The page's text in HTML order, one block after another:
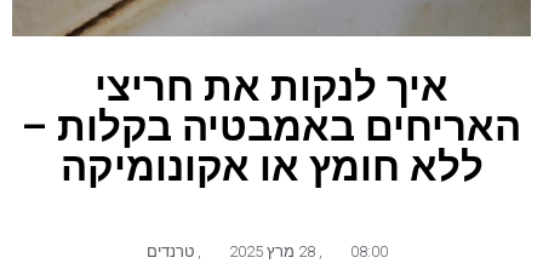
איך לנקות את חריצי
האריחים באמבטיה בקלות –
ללא חומץ או אקונומיקה
08:00 28 מרץ 2025 טרנדים